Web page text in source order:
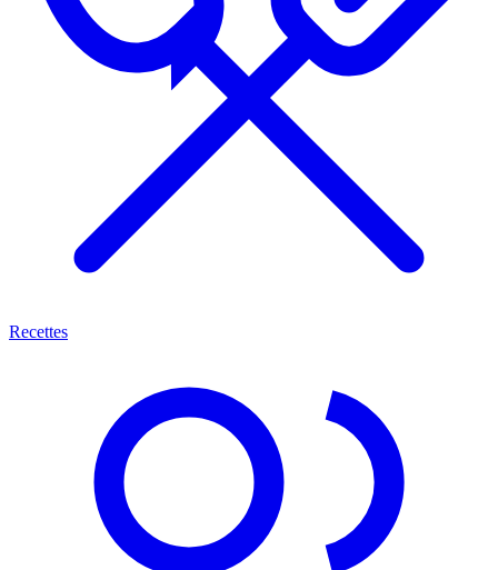
Recettes